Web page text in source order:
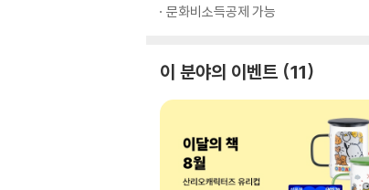
문화비소득공제 가능
이 분야의 이벤트 11